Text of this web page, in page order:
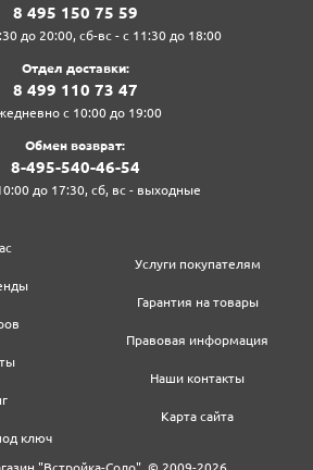
8‍ 4‍9‍5‍ 1‍5‍0‍ 7‍5‍ 5‍9‍
до 20:00, сб-вс - с 11:30 до 18:00
Отдел доставки:
8‍ 4‍9‍9‍ 1‍1‍0‍ 7‍3‍ 4‍7‍
с 10:00 до 19:00
Обмен возврат:
8‍-4‍9‍5‍-5‍4‍0‍-4‍6‍-5‍4‍
до 17:30, сб, вс - выходные
ключ
Услуги покупателям
Гарантия на товары
Правовая информация
Наши контакты
Карта сайта